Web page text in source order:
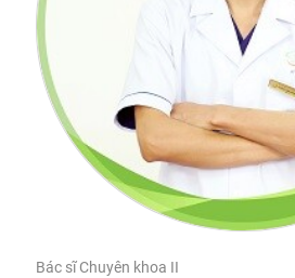
Bác sĩ Chuyên khoa II